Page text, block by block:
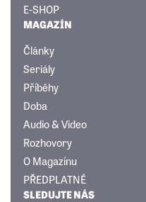
E-SHOP
MAGAZÍN
Články
Seriály
Příběhy
Doba
Audio & Video
Rozhovory
O Magazínu
PŘEDPLATNÉ
SLEDUJTE NÁS